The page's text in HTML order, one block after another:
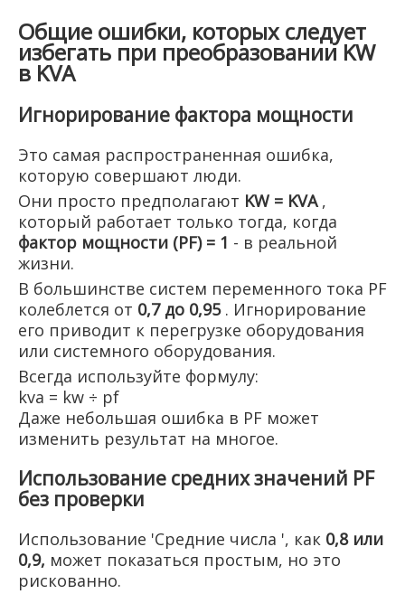
Общие ошибки, которых следует
избегать при преобразовании KW
в KVA
Игнорирование фактора мощности
Это самая распространенная ошибка,
которую совершают люди.
Они просто предполагают KW = KVA ,
который работает только тогда, когда
фактор мощности (PF) = 1 - в реальной
жизни.
В большинстве систем переменного тока PF
колеблется от 0,7 до 0,95 . Игнорирование
его приводит к перегрузке оборудования
или системного оборудования.
Всегда используйте формулу:
kva = kw ÷ pf
Даже небольшая ошибка в PF может
изменить результат на многое.
Использование средних значений PF
без проверки
Использование 'Средние числа ', как 0,8 или
0,9, может показаться простым, но это
рискованно.